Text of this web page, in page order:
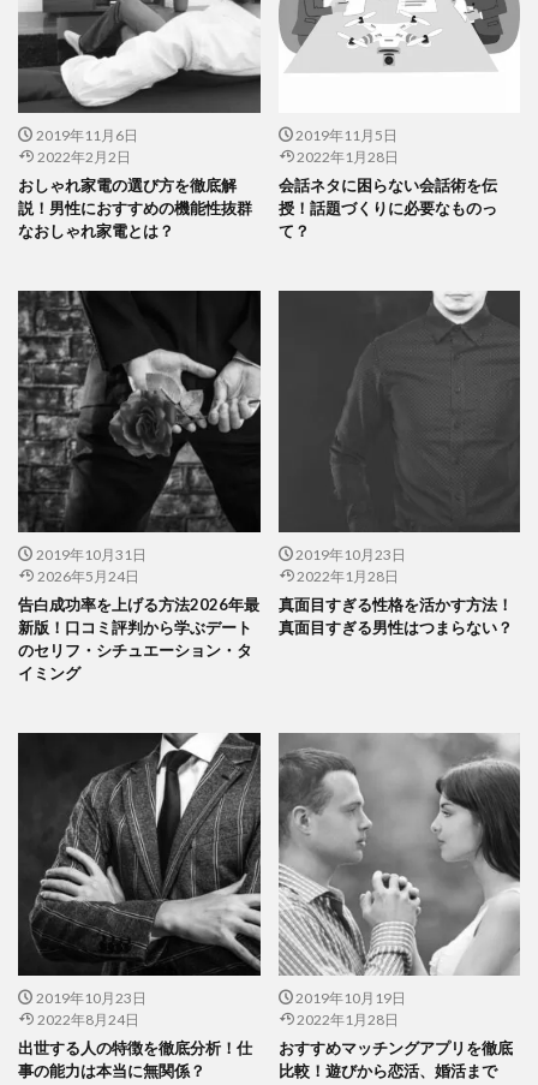
2019年11月6日
2022年2月2日
おしゃれ家電の選び方を徹底解
説！男性におすすめの機能性抜群
なおしゃれ家電とは？
2019年11月5日
2022年1月28日
会話ネタに困らない会話術を伝
授！話題づくりに必要なものっ
て？
2019年10月31日
2026年5月24日
告白成功率を上げる方法2026年最
新版！口コミ評判から学ぶデート
のセリフ・シチュエーション・タ
イミング
2019年10月23日
2022年1月28日
真面目すぎる性格を活かす方法！
真面目すぎる男性はつまらない？
2019年10月23日
2022年8月24日
出世する人の特徴を徹底分析！仕
事の能力は本当に無関係？
2019年10月19日
2022年1月28日
おすすめマッチングアプリを徹底
比較！遊びから恋活、婚活まで